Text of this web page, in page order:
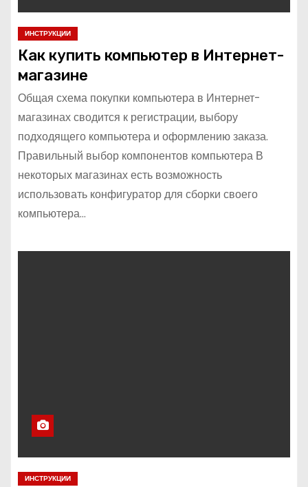
ИНСТРУКЦИИ
Как купить компьютер в Интернет-
магазине
Общая схема покупки компьютера в Интернет-
магазинах сводится к регистрации, выбору
подходящего компьютера и оформлению заказа.
Правильный выбор компонентов компьютера В
некоторых магазинах есть возможность
использовать конфигуратор для сборки своего
компьютера…
ИНСТРУКЦИИ